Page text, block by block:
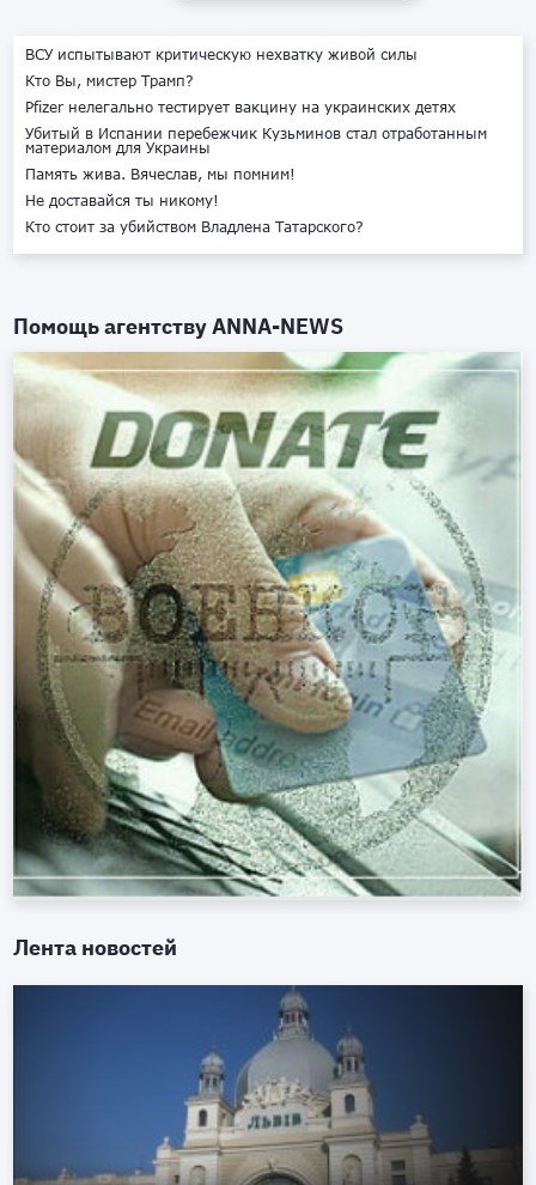
ВСУ испытывают критическую нехватку живой силы
Кто Вы, мистер Трамп?
Pfizer нелегально тестирует вакцину на украинских детях
Убитый в Испании перебежчик Кузьминов стал отработанным
материалом для Украины
Память жива. Вячеслав, мы помним!
Не доставайся ты никому!
Кто стоит за убийством Владлена Татарского?
Помощь агентствуANNA-NEWS
Лента новостей